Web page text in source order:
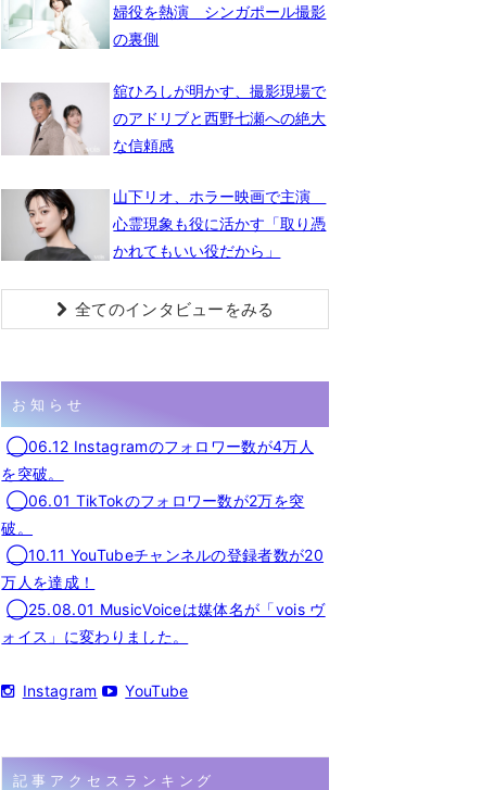
婦役を熱演 シンガポール撮影
の裏側
舘ひろしが明かす、撮影現場で
のアドリブと西野七瀬への絶大
な信頼感
山下リオ、ホラー映画で主演
心霊現象も役に活かす「取り憑
かれてもいい役だから」
全てのインタビューをみる
お知らせ
◯06.12 Instagramのフォロワー数が4万人
を突破。
◯06.01 TikTokのフォロワー数が2万を突
破。
◯10.11 YouTubeチャンネルの登録者数が20
万人を達成！
◯25.08.01 MusicVoiceは媒体名が「vois ヴ
ォイス」に変わりました。
Instagram YouTube
記事アクセスランキング